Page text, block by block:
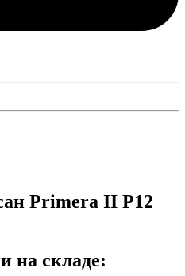
Primera II P12
на складе: